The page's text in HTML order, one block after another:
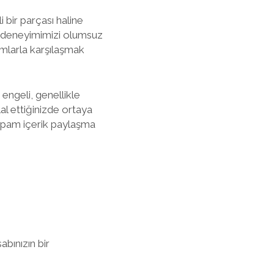
bir parçası haline
olumsuz
karşılaşmak
genellikle
ettiğinizde ortaya
içerik paylaşma
bir